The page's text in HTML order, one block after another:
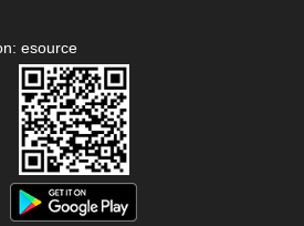
esource